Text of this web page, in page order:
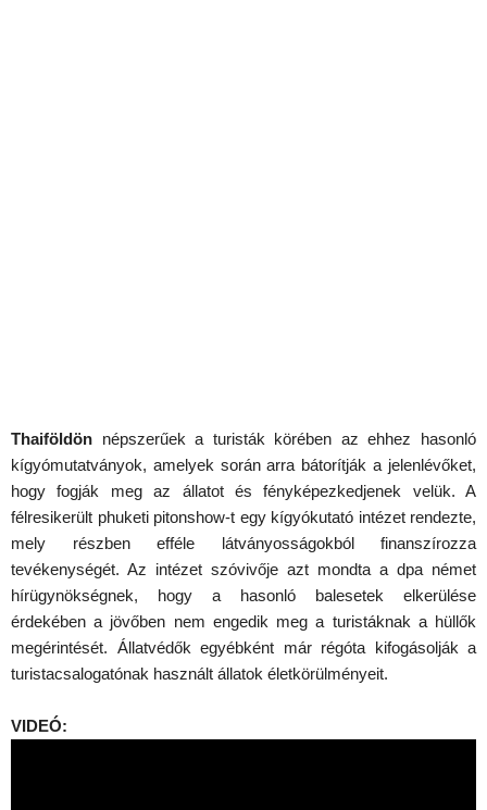
Thaiföldön népszerűek a turisták körében az ehhez hasonló
kígyómutatványok, amelyek során arra bátorítják a jelenlévőket,
hogy fogják meg az állatot és fényképezkedjenek velük. A
félresikerült phuketi pitonshow-t egy kígyókutató intézet rendezte,
mely részben efféle látványosságokból finanszírozza
tevékenységét. Az intézet szóvivője azt mondta a dpa német
hírügynökségnek, hogy a hasonló balesetek elkerülése
érdekében a jövőben nem engedik meg a turistáknak a hüllők
megérintését. Állatvédők egyébként már régóta kifogásolják a
turistacsalogatónak használt állatok életkörülményeit.
VIDEÓ: